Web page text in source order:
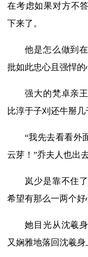
在考虑如果对方不
下来了。
他是怎么做到
批如此忠心且强悍的
强大的梵卓亲
比淳于子刈还牛掰几
“我先去看看外
云芽！”乔夫人也出去
岚少是靠不住
希望有那么一两个好
她目光从沈羲
又娴雅地落回沈羲身